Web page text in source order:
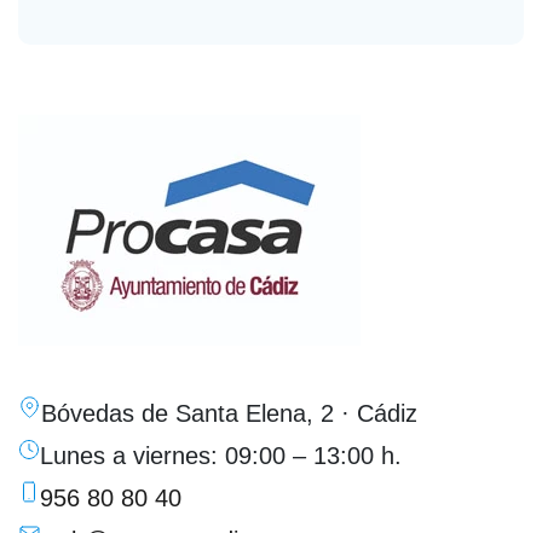
Bóvedas de Santa Elena, 2 · Cádiz
Lunes a viernes: 09:00 – 13:00 h.
956 80 80 40